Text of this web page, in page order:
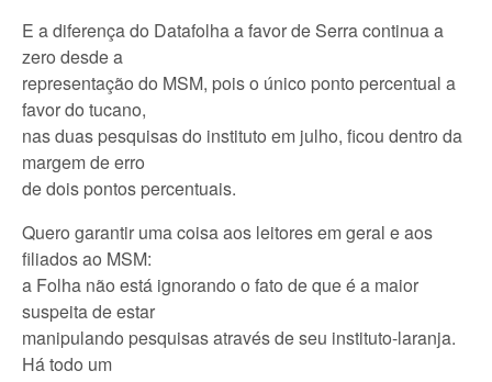
E a diferença do Datafolha a favor de Serra continua a
zero desde a
representação do MSM, pois o único ponto percentual a
favor do tucano,
nas duas pesquisas do instituto em julho, ficou dentro da
margem de erro
de dois pontos percentuais.
Quero garantir uma coisa aos leitores em geral e aos
filiados ao MSM:
a Folha não está ignorando o fato de que é a maior
suspeita de estar
manipulando pesquisas através de seu instituto-laranja.
Há todo um